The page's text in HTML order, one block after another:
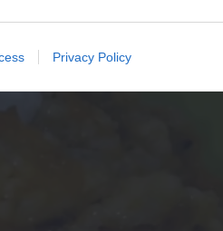
Privacy Policy